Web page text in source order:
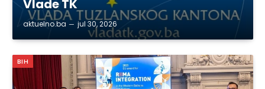
Vlade TK
aktuelno.ba jul 30, 2026
BIH